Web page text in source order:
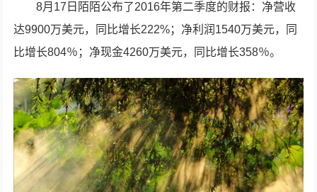
8月17日陌陌公布了2016年第二季度的财报：净营收
达9900万美元，同比增长222%；净利润1540万美元，同
比增长804％；净现金4260万美元，同比增长358％。